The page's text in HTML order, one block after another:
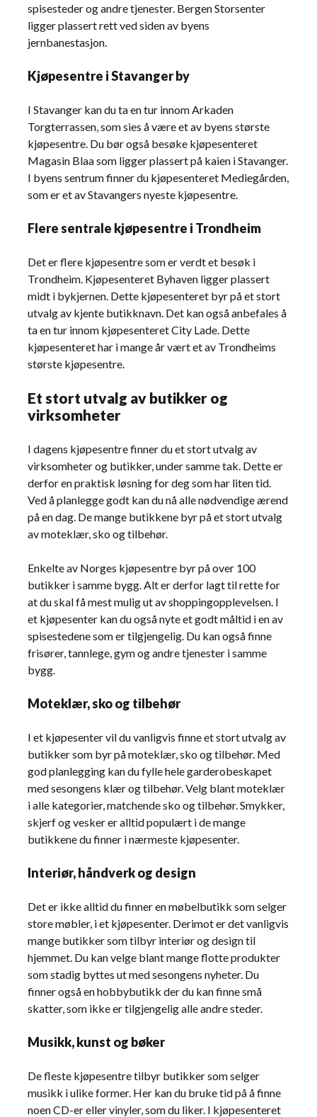
spisesteder og andre tjenester. Bergen Storsenter
ligger plassert rett ved siden av byens
jernbanestasjon.
Kjøpesentre i Stavanger by
I Stavanger kan du ta en tur innom Arkaden
Torgterrassen, som sies å være et av byens største
kjøpesentre. Du bør også besøke kjøpesenteret
Magasin Blaa som ligger plassert på kaien i Stavanger.
I byens sentrum finner du kjøpesenteret Mediegården,
som er et av Stavangers nyeste kjøpesentre.
Flere sentrale kjøpesentre i Trondheim
Det er flere kjøpesentre som er verdt et besøk i
Trondheim. Kjøpesenteret Byhaven ligger plassert
midt i bykjernen. Dette kjøpesenteret byr på et stort
utvalg av kjente butikknavn. Det kan også anbefales å
ta en tur innom kjøpesenteret City Lade. Dette
kjøpesenteret har i mange år vært et av Trondheims
største kjøpesentre.
Et stort utvalg av butikker og
virksomheter
I dagens kjøpesentre finner du et stort utvalg av
virksomheter og butikker, under samme tak. Dette er
derfor en praktisk løsning for deg som har liten tid.
Ved å planlegge godt kan du nå alle nødvendige ærend
på en dag. De mange butikkene byr på et stort utvalg
av moteklær, sko og tilbehør.
Enkelte av Norges kjøpesentre byr på over 100
butikker i samme bygg. Alt er derfor lagt til rette for
at du skal få mest mulig ut av shoppingopplevelsen. I
et kjøpesenter kan du også nyte et godt måltid i en av
spisestedene som er tilgjengelig. Du kan også finne
frisører, tannlege, gym og andre tjenester i samme
bygg.
Moteklær, sko og tilbehør
I et kjøpesenter vil du vanligvis finne et stort utvalg av
butikker som byr på moteklær, sko og tilbehør. Med
god planlegging kan du fylle hele garderobeskapet
med sesongens klær og tilbehør. Velg blant moteklær
i alle kategorier, matchende sko og tilbehør. Smykker,
skjerf og vesker er alltid populært i de mange
butikkene du finner i nærmeste kjøpesenter.
Interiør, håndverk og design
Det er ikke alltid du finner en møbelbutikk som selger
store møbler, i et kjøpesenter. Derimot er det vanligvis
mange butikker som tilbyr interiør og design til
hjemmet. Du kan velge blant mange flotte produkter
som stadig byttes ut med sesongens nyheter. Du
finner også en hobbybutikk der du kan finne små
skatter, som ikke er tilgjengelig alle andre steder.
Musikk, kunst og bøker
De fleste kjøpesentre tilbyr butikker som selger
musikk i ulike former. Her kan du bruke tid på å finne
noen CD-er eller vinyler, som du liker. I kjøpesenteret